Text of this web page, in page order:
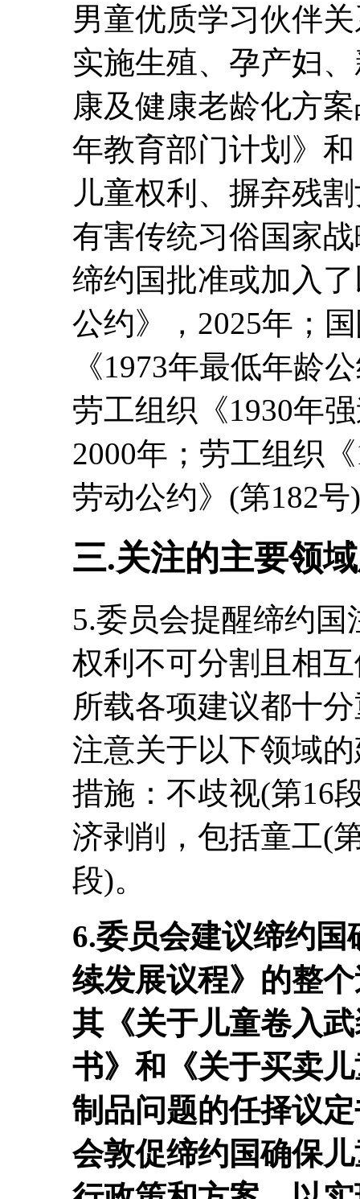
男童优质学习伙伴
实施生殖、孕产妇
康及健康老龄化方
年教育部门计划》
儿童权利、摒弃残
有害传统习俗国家
缔约国批准或加入
公约》，2025年；
《1973年最低年龄
劳工组织《1930年
2000年；劳工组织
劳动公约》(第182号
三.关注的主要领
5.委员会提醒缔约
权利不可分割且相
所载各项建议都十
注意关于以下领域
措施：不歧视(第16
济剥削，包括童工(
段)。
6.委员会建议缔约国
续发展议程》的整
其《关于儿童卷入
书》和《关于买卖
制品问题的任择议
会敦促缔约国确保